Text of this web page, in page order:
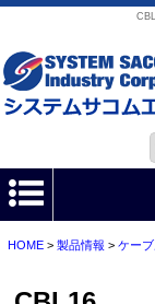
HOME> 製品情報 > ケー